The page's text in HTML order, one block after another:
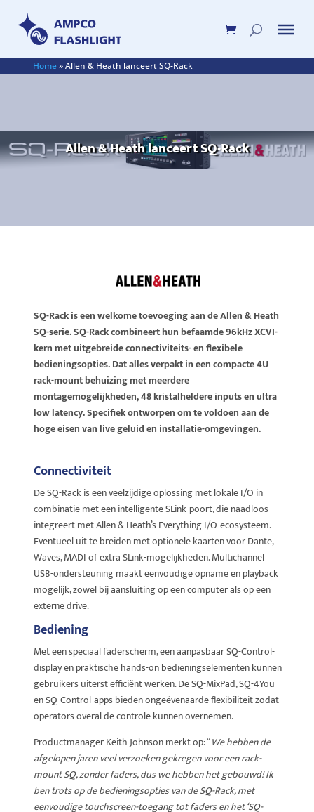
Home»Allen & Heath lanceert SQ-Rack
Allen & Heath lanceert SQ-Rack
SQ-Rack is een welkome toevoeging aan de Allen & Heath
SQ-serie. SQ-Rack combineert hun befaamde 96kHz XCVI-
kern met uitgebreide connectiviteits- en flexibele
bedieningsopties. Dat alles verpakt in een compacte 4U
rack-mount behuizing met meerdere
montagemogelijkheden, 48 kristalheldere inputs en ultra
low latency. Specifiek ontworpen om te voldoen aan de
hoge eisen van live geluid en installatie-omgevingen.
Connectiviteit
De SQ-Rack is een veelzijdige oplossing met lokale I/O in
combinatie met een intelligente SLink-poort, die naadloos
integreert met Allen & Heath’s Everything I/O-ecosysteem.
Eventueel uit te breiden met optionele kaarten voor Dante,
Waves, MADI of extra SLink-mogelijkheden. Multichannel
USB-ondersteuning maakt eenvoudige opname en playback
mogelijk, zowel bij aansluiting op een computer als op een
externe drive.
Bediening
Met een speciaal faderscherm, een aanpasbaar SQ-Control-
display en praktische hands-on bedieningselementen kunnen
gebruikers uiterst efficiënt werken. De SQ-MixPad, SQ-4You
en SQ-Control-apps bieden ongeëvenaarde flexibiliteit zodat
operators overal de controle kunnen overnemen.
Productmanager Keith Johnson merkt op: “We hebben de
afgelopen jaren veel verzoeken gekregen voor een rack-
mount SQ, zonder faders, dus we hebben het gebouwd! Ik
ben trots op de bedieningsopties van de SQ-Rack, met
eenvoudige touchscreen-toegang tot faders en het ‘SQ-